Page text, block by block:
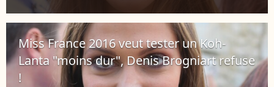
Miss France 2016 veut tester un Koh-
Lanta "moins dur", Denis Brogniart refuse
!